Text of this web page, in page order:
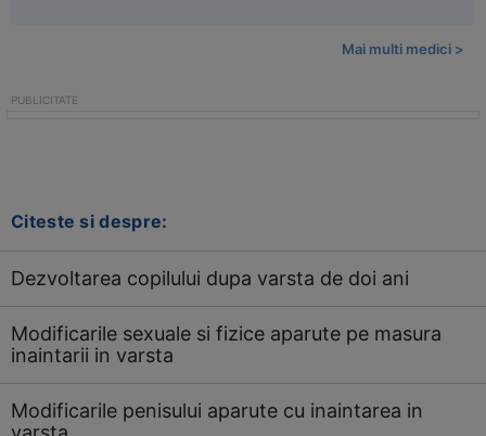
Mai multi medici >
Citeste si despre:
Dezvoltarea copilului dupa varsta de doi ani
Modificarile sexuale si fizice aparute pe masura
inaintarii in varsta
Modificarile penisului aparute cu inaintarea in